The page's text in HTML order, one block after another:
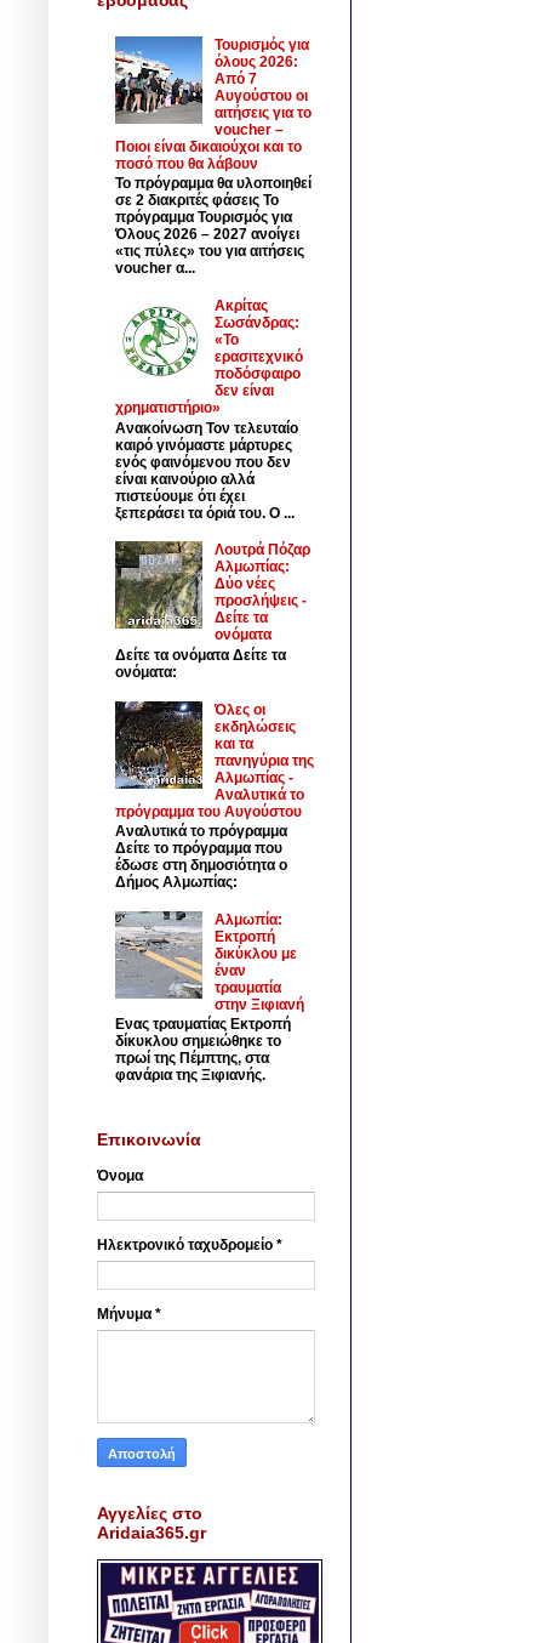
Τουρισμός για
όλους 2026:
Από 7
Αυγούστου οι
αιτήσεις για το
voucher –
Ποιοι είναι δικαιούχοι και το
ποσό που θα λάβουν
Το πρόγραμμα θα υλοποιηθεί
σε 2 διακριτές φάσεις Το
πρόγραμμα Τουρισμός για
Όλους 2026 – 2027 ανοίγει
«τις πύλες» του για αιτήσεις
voucher α...
Ακρίτας
Σωσάνδρας:
«Το
ερασιτεχνικό
ποδόσφαιρο
δεν είναι
χρηματιστήριο»
Ανακοίνωση Τον τελευταίο
καιρό γινόμαστε μάρτυρες
ενός φαινόμενου που δεν
είναι καινούριο αλλά
πιστεύουμε ότι έχει
ξεπεράσει τα όριά του. Ο ...
Λουτρά Πόζαρ
Αλμωπίας:
Δύο νέες
προσλήψεις -
Δείτε τα
ονόματα
Δείτε τα ονόματα Δείτε τα
ονόματα:
Όλες οι
εκδηλώσεις
και τα
πανηγύρια της
Αλμωπίας -
Αναλυτικά το
πρόγραμμα του Αυγούστου
Αναλυτικά το πρόγραμμα
Δείτε το πρόγραμμα που
έδωσε στη δημοσιότητα ο
Δήμος Αλμωπίας:
Αλμωπία:
Εκτροπή
δικύκλου με
έναν
τραυματία
στην Ξιφιανή
Ενας τραυματίας Εκτροπή
δίκυκλου σημειώθηκε το
πρωί της Πέμπτης, στα
φανάρια της Ξιφιανής.
Επικοινωνία
Όνομα
Ηλεκτρονικό ταχυδρομείο *
Μήνυμα *
Αγγελίες στο
Aridaia365.gr